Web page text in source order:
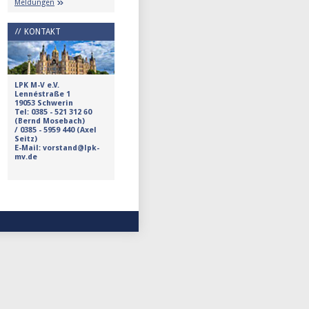
Meldungen
KONTAKT
LPK M-V e.V.
Lennéstraße 1
19053 Schwerin
Tel: 0385 - 521 312 60
(Bernd Mosebach)
/ 0385 - 5959 440 (Axel
Seitz)
E-Mail: vorstand@lpk-
mv.de